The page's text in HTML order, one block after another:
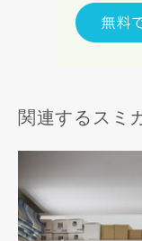
関連するスミ